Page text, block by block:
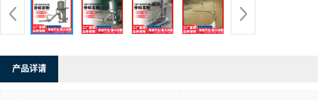
产品详请